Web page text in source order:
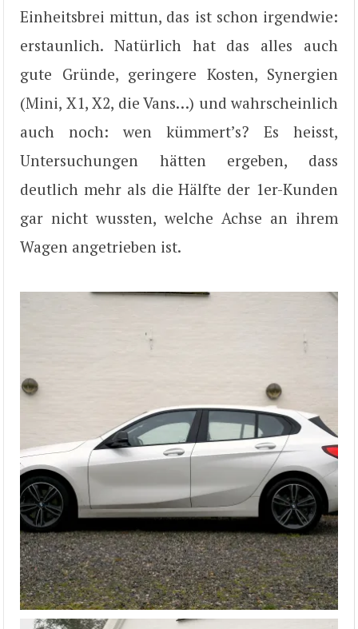
Einheitsbrei mittun, das ist schon irgendwie:
erstaunlich. Natürlich hat das alles auch
gute Gründe, geringere Kosten, Synergien
(Mini, X1, X2, die Vans…) und wahrscheinlich
auch noch: wen kümmert’s? Es heisst,
Untersuchungen hätten ergeben, dass
deutlich mehr als die Hälfte der 1er-Kunden
gar nicht wussten, welche Achse an ihrem
Wagen angetrieben ist.